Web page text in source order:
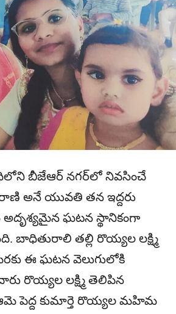
బీజేఆర్ నగర్‌లో నివసించే
అనే యువతి తన ఇద్దరు
ఘటన స్థానికంగా
బాధితురాలి తల్లి రొయ్యల లక్ష్మి
ఈ ఘటన వెలుగులోకి
రొయ్యల లక్ష్మి తెలిపిన
పెద్ద కుమార్తె రొయ్యల మహిమ